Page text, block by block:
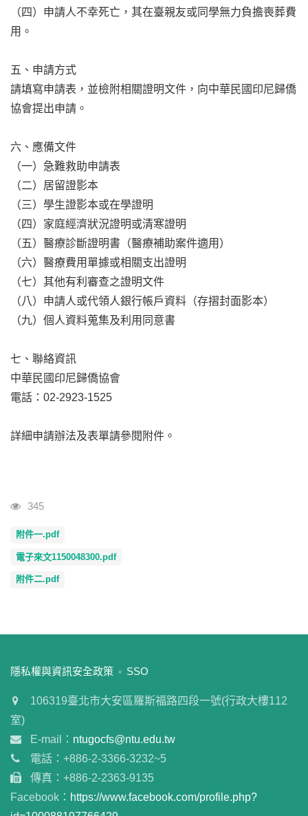
（四）申請人不幸死亡，其在臺親友或同學無力負擔喪葬費
用。
五、申請方式
請填寫申請表，並檢附相關證明文件，向中華民國印尼歸僑
協會提出申請。
六、應備文件
（一）急難救助申請表
（二）居留證影本
（三）學生證影本或在學證明
（四）家庭經濟狀況證明或清寒證明
（五）醫療診斷證明書（醫療補助案件適用）
（六）醫療費用單據或相關支出證明
（七）其他有利審查之證明文件
（八）申請人或代領人銀行帳戶資料（存摺封面影本）
（九）個人資料蒐集及利用同意書
七、聯絡資訊
中華民國印尼歸僑協會
電話：02-2923-1525
詳細申請辦法及表單請參閱附件。
瀏覽人次
345
附件一.pdf
電子來文1150048300.pdf
附件二.pdf
:::
隱私權與資訊安全政策 SSO
106319臺北市大安區羅斯福路四段一號(行政大樓112
室)
E-mail： ntugocfs@ntu.edu.tw
電話：+886-2-3366-3232~5
傳真：+886-2-2363-9135
Facebook： https://www.facebook.com/profile.php?